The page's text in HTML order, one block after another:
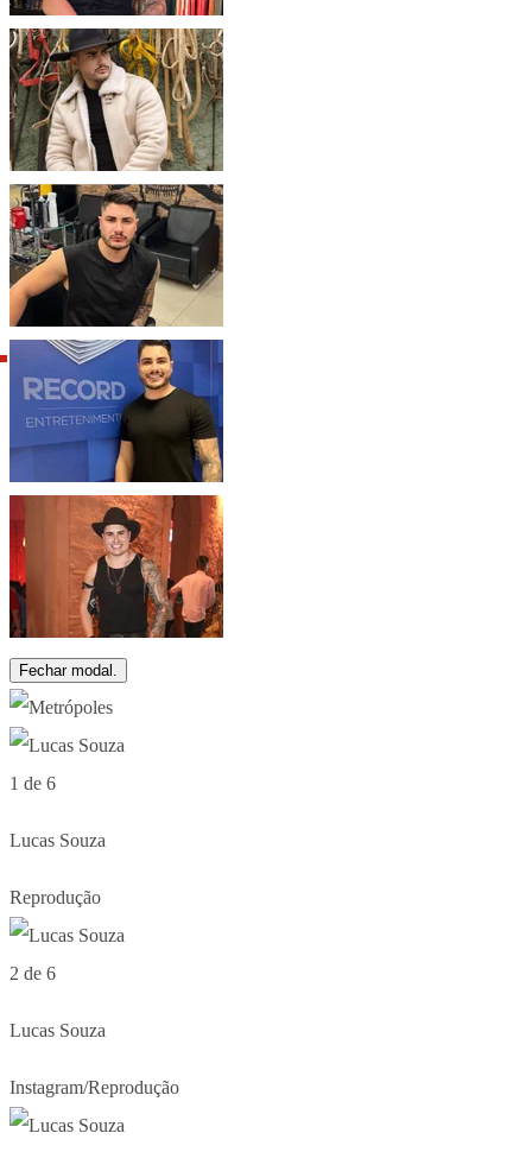
Fechar modal.
1 de 6
Lucas Souza
Reprodução
2 de 6
Lucas Souza
Instagram/Reprodução